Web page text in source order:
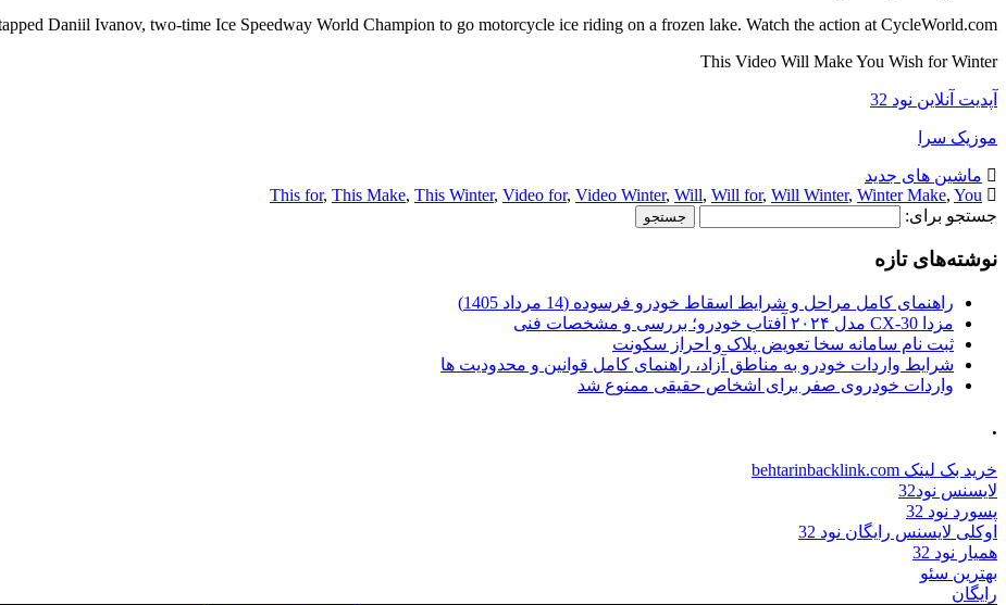
Daniil Ivanov, two-time Ice Speedway World Champion to go motorcycle ice riding on a frozen lake. Watch the action at CycleWorld.com.
This Video Will Make You Wish for Winter
آپدیت آنلاین نود 32
موزیک سرا
ماشین های جدید
This for, This Make, This Winter, Video for, Video Winter, Will, Will for, Will Winter, Winter Make, You
جستجو برای:
نوشته‌های تازه
راهنمای کامل مراحل و شرایط اسقاط خودرو فرسوده (14 مرداد 1405)
مزدا CX-30 مدل ۲۰۲۴ آفتاب خودرو؛ بررسی و مشخصات فنی
ثبت نام سامانه سخا تعویض پلاک و احراز سکونت
شرایط واردات خودرو به مناطق آزاد، راهنمای کامل قوانین و محدودیت ها
واردات خودروی صفر برای اشخاص حقیقی ممنوع شد
.
خرید بک لینک behtarinbacklink.com
لایسنس نود32
پسورد نود 32
اوکلی لایسنس رایگان نود 32
همیار نود 32
بهترین سئو
رایگان